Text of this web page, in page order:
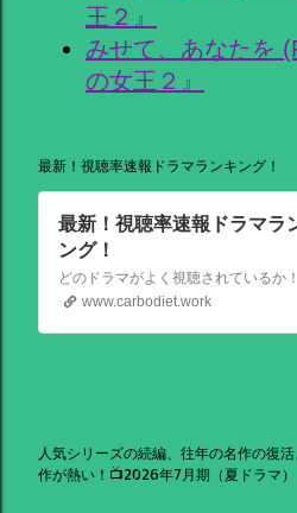
王２』
みせて、あなたを
の女王２』
最新！視聴率速報ドラマランキング！
最新！視聴率速報ドラマラ
ング！
www.carbodiet.work
人気シリーズの続編、往年の名作の復
作が熱い！📺2026年7月期（夏ドラマ）